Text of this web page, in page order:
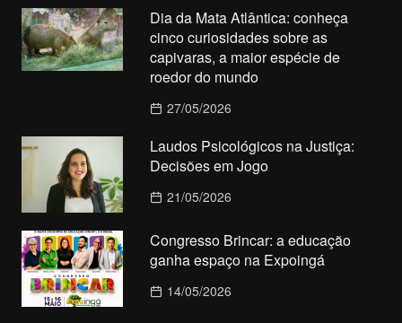
Dia da Mata Atlântica: conheça
cinco curiosidades sobre as
capivaras, a maior espécie de
roedor do mundo
27/05/2026
Laudos Psicológicos na Justiça:
Decisões em Jogo
21/05/2026
Congresso Brincar: a educação
ganha espaço na Expoingá
14/05/2026